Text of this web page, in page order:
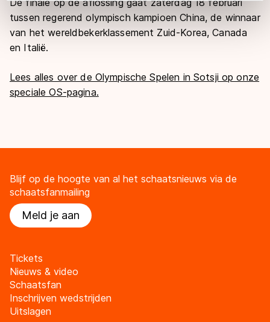
adequaat beschermingsniveau geldt volgens de GDPR.
Door op ‘Toestaan’ te klikken, stemt u in met deze
overdracht. Meer informatie vindt u in onscookiebeleid
tussen regerend olympisch kampioen China, de winnaar
van het wereldbekerklassement Zuid-Korea, Canada
en Italië.
Lees alles over de Olympische Spelen in Sotsji op onze
speciale OS-pagina.
Blijf op de hoogte van al het schaatsnieuws via de
schaatsfanmailing
Meld je aan
Tickets
Nieuws & video
Schaatsfan
Inschrijven wedstrijden
Uitslagen